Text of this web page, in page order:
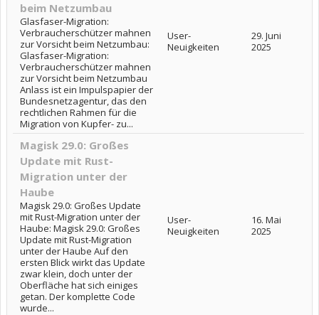
beim Netzumbau
Glasfaser-Migration:
Verbraucherschützer mahnen
zur Vorsicht beim Netzumbau:
Glasfaser-Migration:
Verbraucherschützer mahnen
zur Vorsicht beim Netzumbau
Anlass ist ein Impulspapier der
Bundesnetzagentur, das den
rechtlichen Rahmen für die
Migration von Kupfer- zu...
User-
Neuigkeiten
29. Juni
2025
Magisk 29.0: Großes
Update mit Rust-
Migration unter der
Haube
Magisk 29.0: Großes Update
mit Rust-Migration unter der
Haube: Magisk 29.0: Großes
Update mit Rust-Migration
unter der Haube Auf den
ersten Blick wirkt das Update
zwar klein, doch unter der
Oberfläche hat sich einiges
getan. Der komplette Code
wurde...
User-
Neuigkeiten
16. Mai
2025